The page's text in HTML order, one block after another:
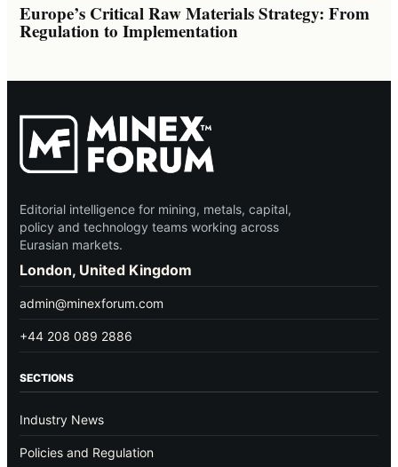
Europe’s Critical Raw Materials Strategy: From
Regulation to Implementation
Editorial intelligence for mining, metals, capital,
policy and technology teams working across
Eurasian markets.
London, United Kingdom
admin@minexforum.com
+44 208 089 2886
SECTIONS
Industry News
Policies and Regulation